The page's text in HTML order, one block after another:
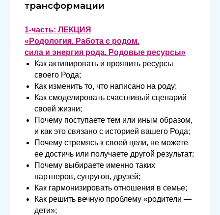
трансформации
1-часть: ЛЕКЦИЯ
«Родология. Работа с родом.
сила и энергия рода. Родовые ресурсы»
Как активировать и проявить ресурсы
своего Рода;
Как изменить то, что написано на роду;
Как смоделировать счастливый сценарий
своей жизни;
Почему поступаете тем или иным образом,
и как это связано с историей вашего Рода;
Почему стремясь к своей цели, не можете
ее достичь или получаете другой результат;
Почему выбираете именно таких
партнеров, супругов, друзей;
Как гармонизировать отношения в семье;
Как решить вечную проблему «родители —
дети»;